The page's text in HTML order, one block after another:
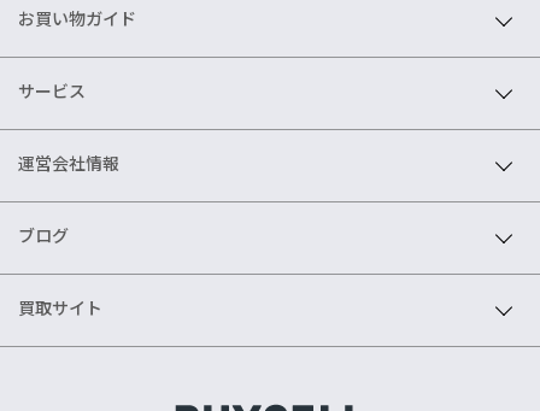
お買い物ガイド
サービス
運営会社情報
ブログ
買取サイト